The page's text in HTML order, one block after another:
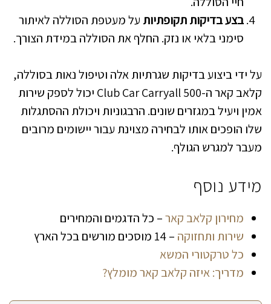
בצע בדיקות תקופתיות על מעטפת הסוללה לאיתור
סימני בלאי או נזק. החלף את הסוללה במידת הצורך.
על ידי ביצוע בדיקות שגרתיות אלה וטיפול נאות בסוללה,
קלאב קאר ה-Club Car Carryall 500 יכול לספק שירות
אמין ויעיל במגזרים שונים. הרבגוניות ויכולת ההסתגלות
שלו הופכים אותו לבחירה מצוינת עבור יישומים מרובים
מעבר למגרש הגולף.
מידע נוסף
מחירון קלאב קאר– כל הדגמים והמחירים
שירות ותחזוקה – 14 מוסכים מורשים בכל הארץ
כל טרקטורי המשא
מדריך: איזה קלאב קאר מומלץ?